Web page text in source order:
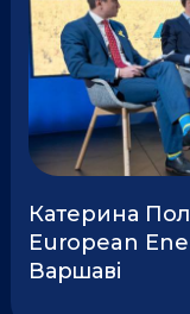
Катерина
European
Варшаві